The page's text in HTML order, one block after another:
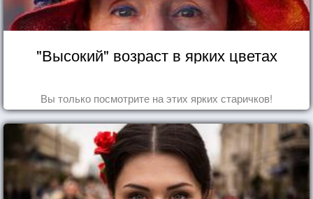
"Высокий" возраст в ярких цветах
Вы только посмотрите на этих ярких старичков!